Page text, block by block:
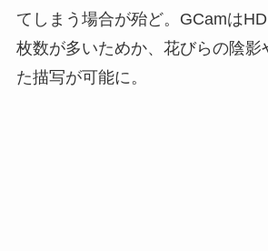
てしまう場合が殆ど。GCamは
枚数が多いためか、花びらの陰影
た描写が可能に。